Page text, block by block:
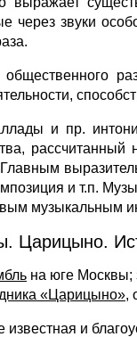
звуки
и пр.
и т.п.
музыкальным
Царицыно.
на юге Москвы;
«Царицыно»,
и